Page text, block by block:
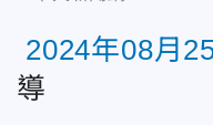
2024年08月
導